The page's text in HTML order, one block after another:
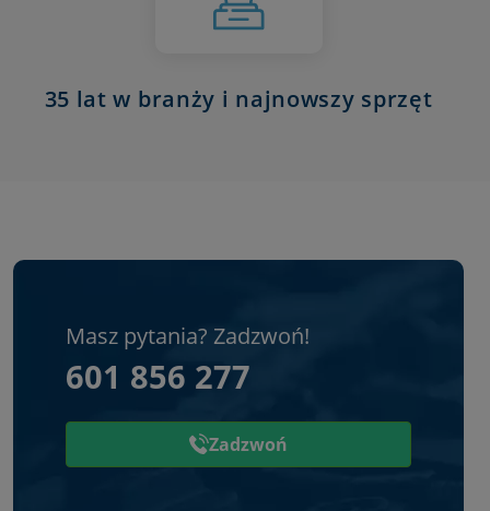
35 lat w branży i najnowszy sprzęt
Masz pytania? Zadzwoń!
601 856 277
Zadzwoń